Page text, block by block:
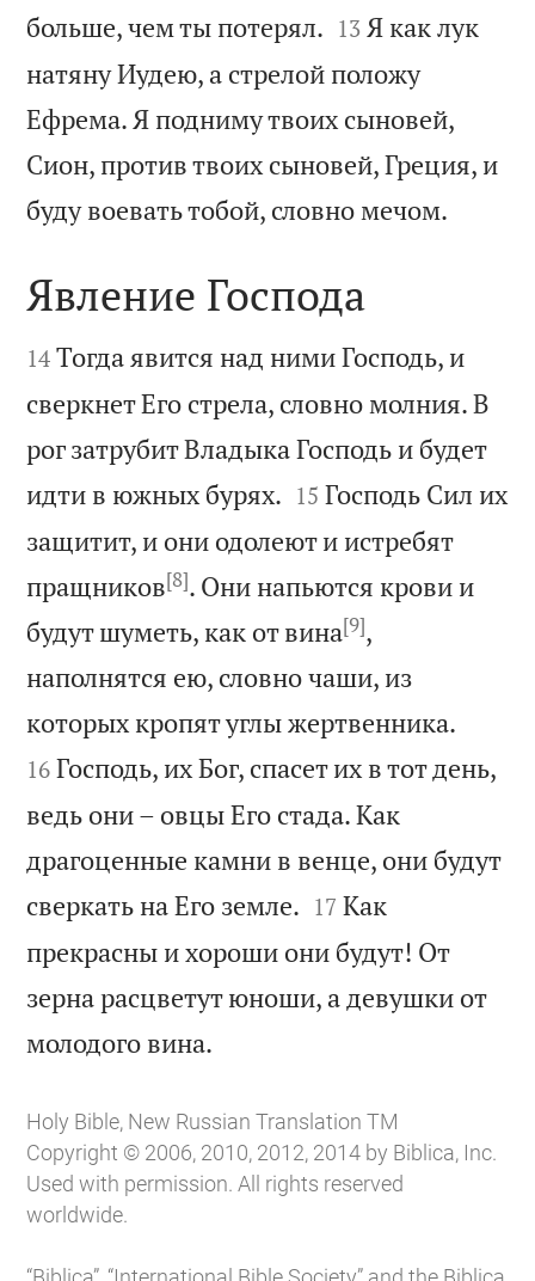
больше, чем ты потерял. 

13 Я как лук
натяну Иудею, а стрелой положу
Ефрема. Я подниму твоих сыновей,
Сион, против твоих сыновей, Греция, и
буду воевать тобой, словно мечом.

Явление Господа

14 Тогда явится над ними Господь, и
сверкнет Его стрела, словно молния. В
рог затрубит Владыка Господь и будет
идти в южных бурях. 

15 Господь Сил их
защитит, и они одолеют и истребят
пращников[8]. Они напьются крови и
будут шуметь, как от вина[9],
наполнятся ею, словно чаши, из
которых кропят углы жертвенника.
16 Господь, их Бог, спасет их в тот день,
ведь они – овцы Его стада. Как
драгоценные камни в венце, они будут
сверкать на Его земле. 

17 Как
прекрасны и хороши они будут! От
зерна расцветут юноши, а девушки от
молодого вина.
Holy Bible, New Russian Translation TM
Copyright © 2006, 2010, 2012, 2014 by Biblica, Inc.
Used with permission. All rights reserved
worldwide.